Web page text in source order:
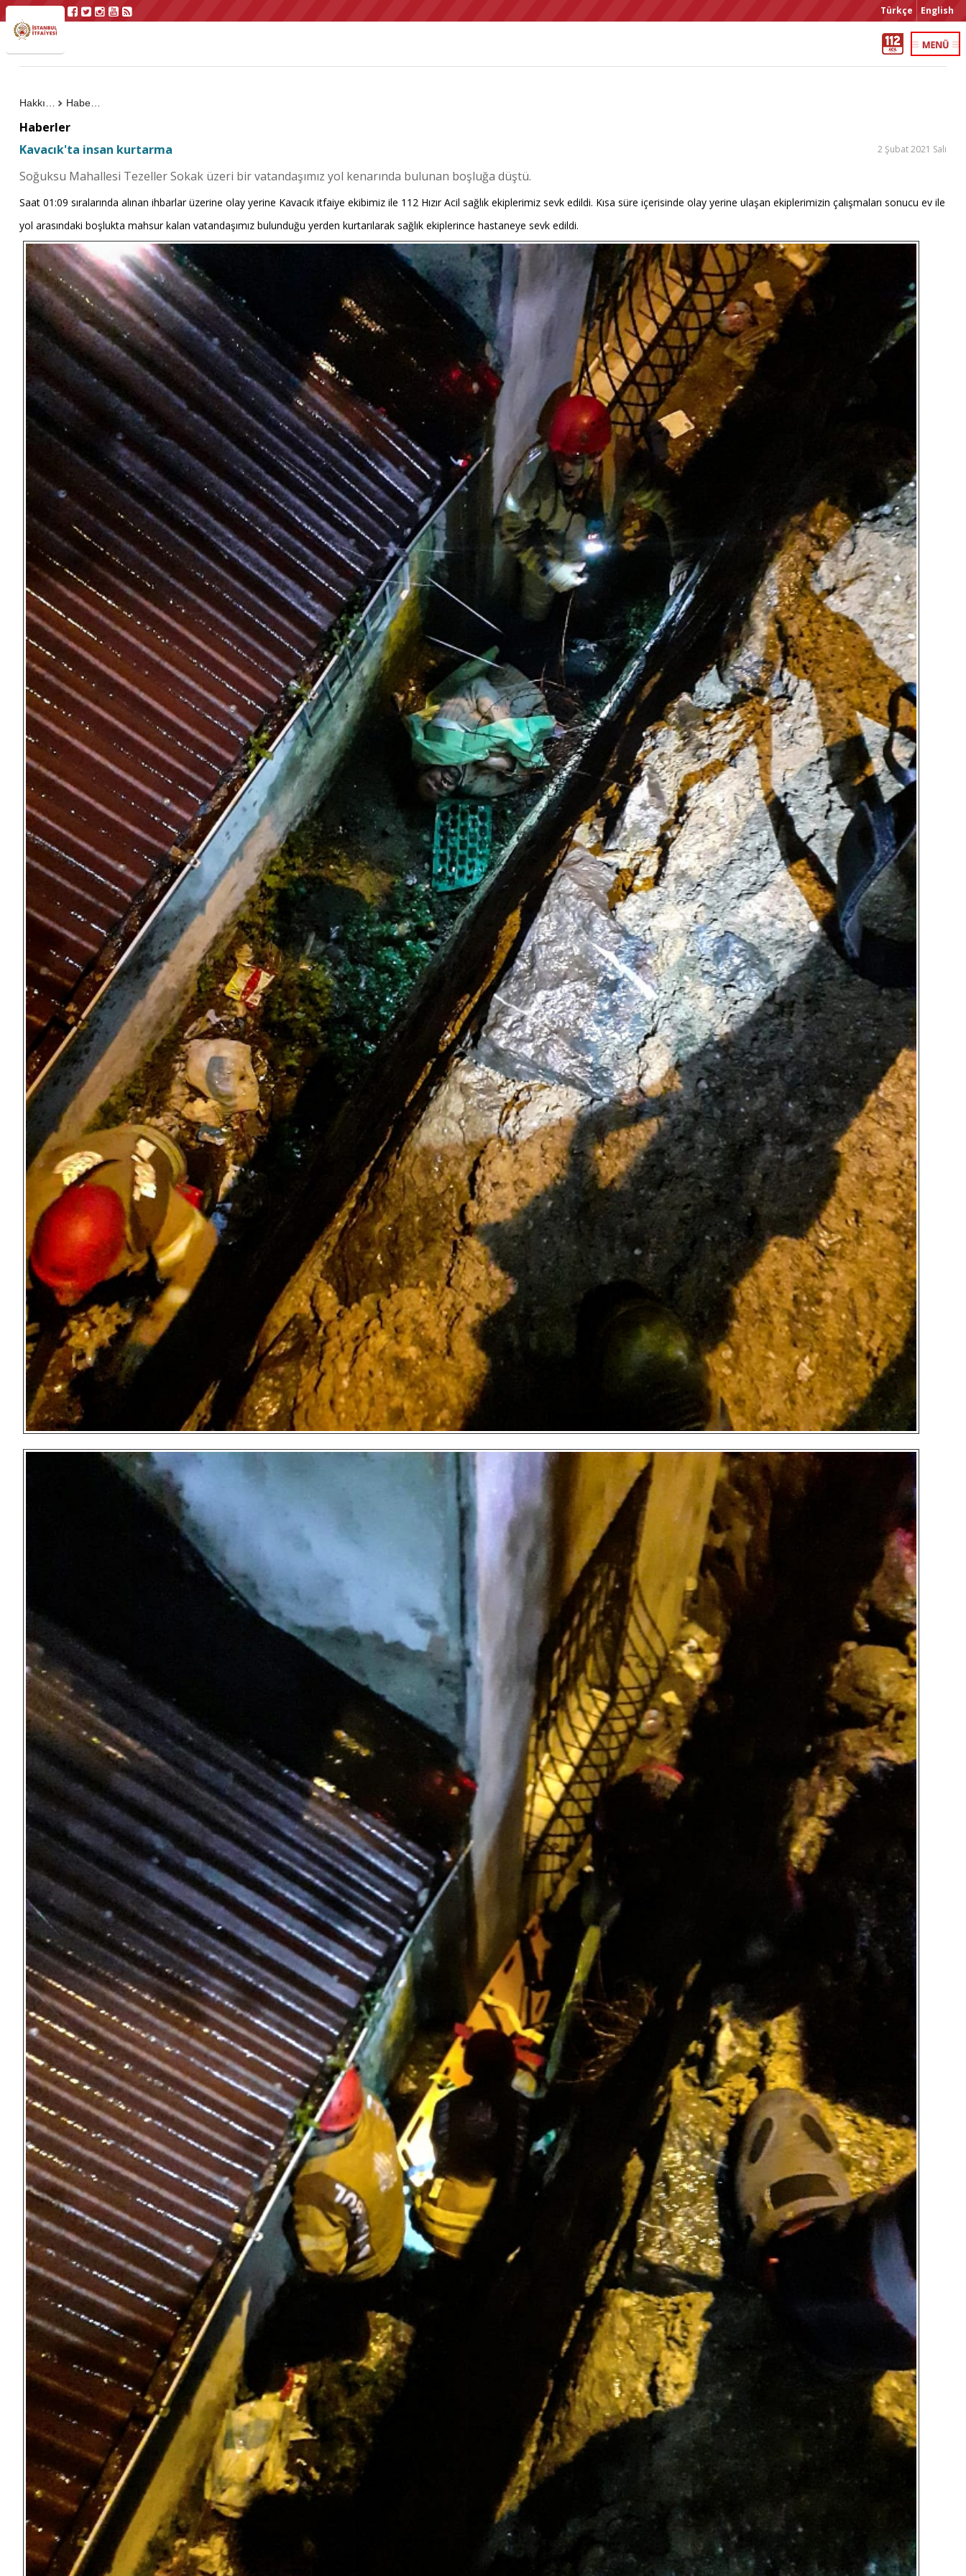
Türkçe English
Haberler
Haberler
Kavacık'ta insan kurtarma
2 Şubat 2021 Salı
Soğuksu Mahallesi Tezeller Sokak üzeri bir vatandaşımız yol kenarında bulunan boşluğa düştü.
Saat 01:09 sıralarında alınan ihbarlar üzerine olay yerine Kavacık itfaiye ekibimiz ile 112 Hızır Acil sağlık ekiplerimiz sevk edildi. Kısa süre içerisinde olay yerine ulaşan ekiplerimizin çalışmaları sonucu ev ile
yol arasındaki boşlukta mahsur kalan vatandaşımız bulunduğu yerden kurtarılarak sağlık ekiplerince hastaneye sevk edildi.